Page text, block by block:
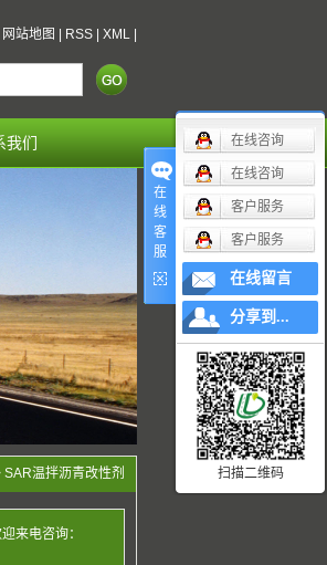
网站地图 RSS XML
我们
SAR温拌沥青改性剂
来电咨询：
在
线
客
服
在线咨询
在线咨询
客户服务
客户服务
在线留言
分享到...
扫描二维码